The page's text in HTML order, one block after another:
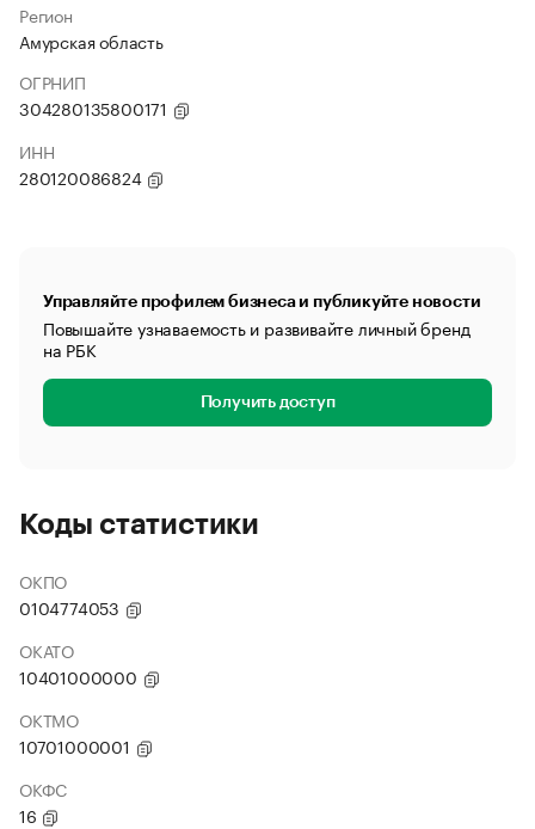
Регион
Амурская область
ОГРНИП
304280135800171
ИНН
280120086824
Управляйте профилем бизнеса и публикуйте новости
Повышайте узнаваемость и развивайте личный бренд
на РБК
Получить доступ
Коды статистики
ОКПО
0104774053
ОКАТО
10401000000
ОКТМО
10701000001
ОКФС
16